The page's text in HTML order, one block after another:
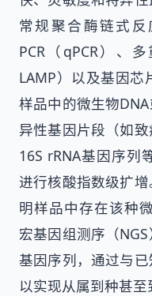
常规聚合酶链式反
PCR（qPCR）、
LAMP）以及基因
样品中的微生物
异性基因片段（如
16S rRNA基因序列
进行核酸指数级扩
明样品中存在该种
宏基因组测序（
基因序列，通过与
以实现从属到种甚至